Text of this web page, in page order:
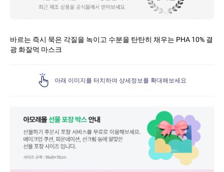
바르는 즉시 묵은 각질을 녹이고 수분을 탄탄히 채우는 PHA 10% 결
광 화잘먹 마스크
아래 이미지를 터치하여 상세정보를 확대해보세요